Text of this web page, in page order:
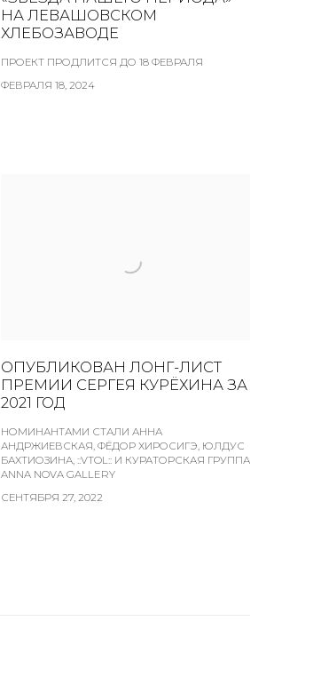
НА ЛЕВАШОВСКОМ
ХЛЕБОЗАВОДЕ
ПРОЕКТ ПРОДЛИТСЯ ДО 18 ФЕВРАЛЯ
ФЕВРАЛЯ 18, 2024
ОПУБЛИКОВАН ЛОНГ-ЛИСТ
ПРЕМИИ СЕРГЕЯ КУРЁХИНА ЗА
2021 ГОД
НОМИНАНТАМИ СТАЛИ АННА
АНДРЖИЕВСКАЯ, ФЁДОР ХИРОСИГЭ, ЮЛДУС
БАХТИОЗИНА, ::VTOL:: И КУРАТОРСКАЯ ГРУППА
ANNA NOVA GALLERY
СЕНТЯБРЯ 27, 2022